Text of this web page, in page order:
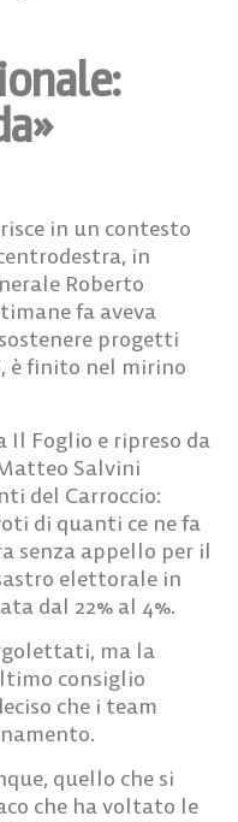
in un contesto
in
Roberto
fa aveva
progetti
è finito nel mirino
Il Foglio e ripreso da
Salvini
del Carroccio:
di quanti ce ne fa
senza appello per il
elettorale in
dal 22% al 4%.
ma la
consiglio
che i team
quello che si
che ha voltato le